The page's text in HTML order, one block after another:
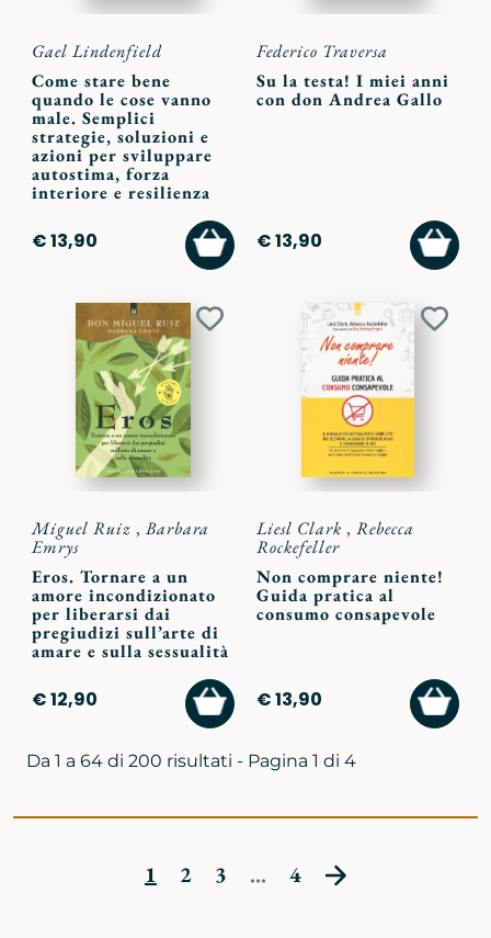
Gael Lindenfield
Come stare bene
quando le cose vanno
male. Semplici
strategie, soluzioni e
azioni per sviluppare
autostima, forza
interiore e resilienza
€ 13,90
AGGIUNGI
AL
CARRELLO
Federico Traversa
Su la testa! I miei anni
con don Andrea Gallo
€ 13,90
AL
Aggiungi
Miguel Ruiz , Barbara
Emrys
Eros. Tornare a un
amore incondizionato
per liberarsi dai
pregiudizi sull’arte di
amare e sulla sessualità
€ 12,90
AGGIUNGI
AL
CARRELLO
Liesl Clark , Rebecca
Rockefeller
Non comprare niente!
Guida pratica al
consumo consapevole
€ 13,90
AL
Da 1 a 64 di 200 risultati - Pagina 1 di 4
1 2 3 ... 4